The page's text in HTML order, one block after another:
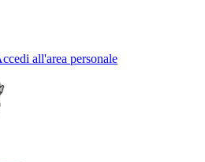
all'area personale